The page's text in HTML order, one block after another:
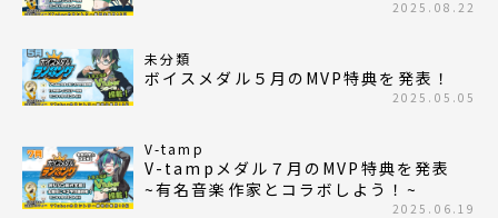
2025.08.22
未分類
ボイスメダル５月のMVP特典を発表！
2025.05.05
V-tamp
V-tampメダル７月のMVP特典を発表
~有名音楽作家とコラボしよう！~
2025.06.19